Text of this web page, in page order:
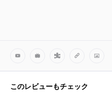
このレビューもチェック